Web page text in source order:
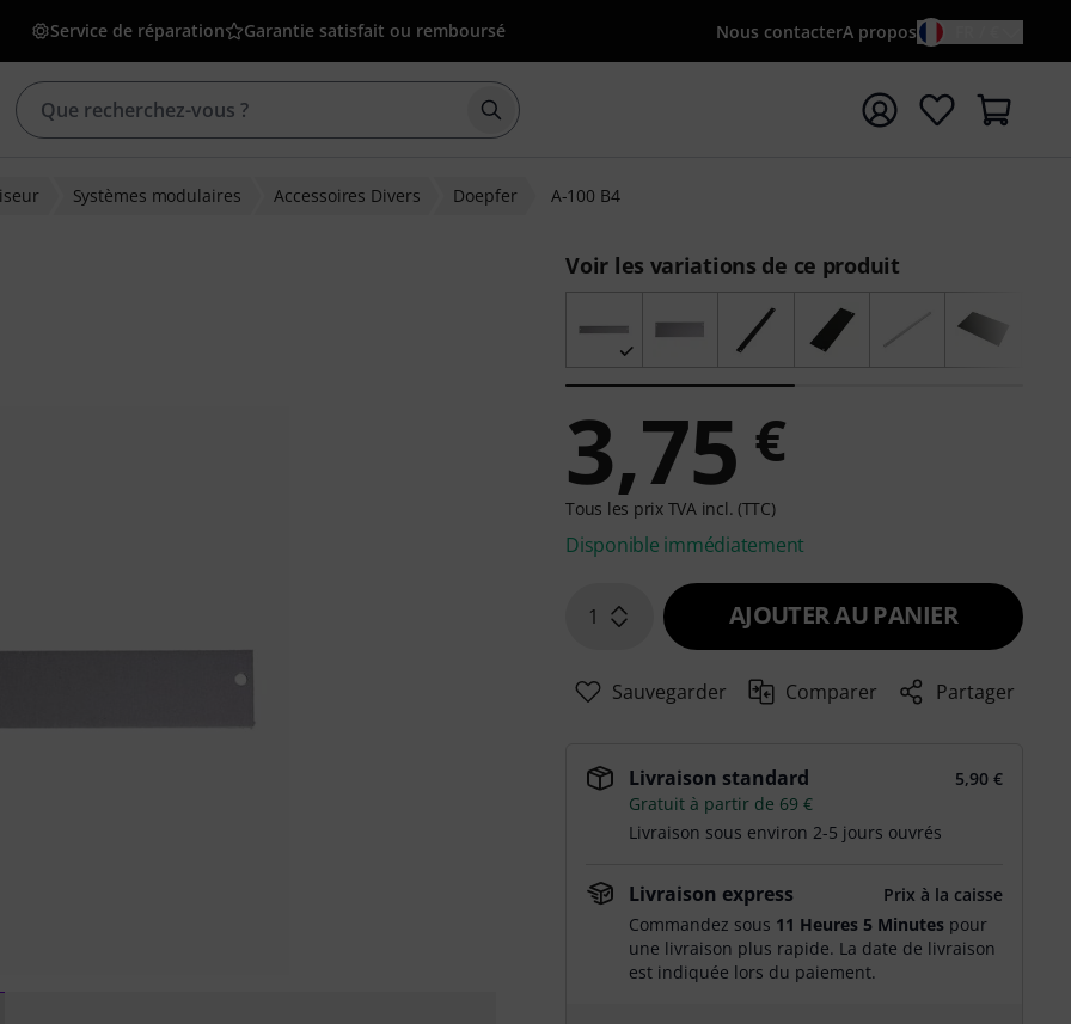
Service de réparation Garantie satisfait ou remboursé Nous contacterA propos
Démarrer la recherche avec le terme de recherche
Systèmes modulaires Accessoires Divers Doepfer A-100 B4
clients
Voir les variations de ce produit
3,75 €
Tous les prix TVA incl. (TTC)
Disponible immédiatement
1 AJOUTER AU PANIER
Sauvegarder Comparer Partager
Livraison standard
5,90 €
Gratuit à partir de 69 €
Livraison sous environ 2-5 jours ouvrés
Livraison express
Prix à la caisse
Commandez sous 11 Heures 5 Minutes pour
une livraison plus rapide. La date de livraison
est indiquée lors du paiement.